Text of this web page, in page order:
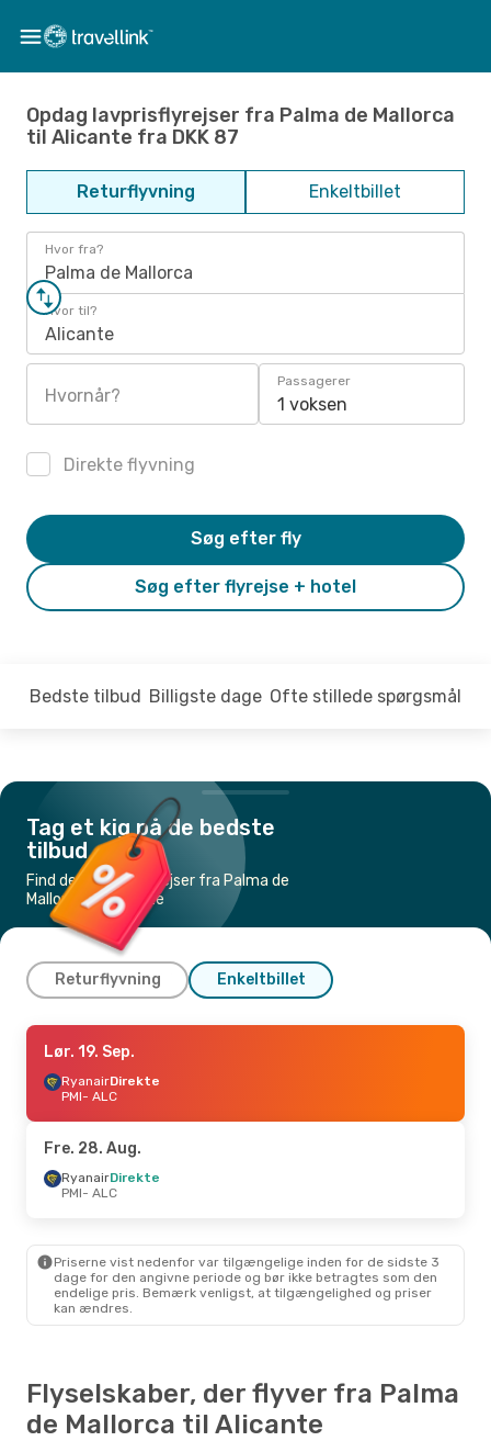
Opdag lavprisflyrejser fra Palma de Mallorca
til Alicante fra DKK 87
Returflyvning Enkeltbillet
Hvor fra?
Palma de Mallorca
Hvor til?
Alicante
Hvornår?
Passagerer
1 voksen
Direkte flyvning
Søg efter flyrejse + hotel
Søg efter fly
Bedste tilbud Billigste dage Ofte stillede spørgsmål
Tag et kig på de bedste
tilbud
Find de billigste flyrejser fra Palma de
Mallorca til Alicante
Returflyvning Enkeltbillet
Lør. 5. Sep.- Søn. 6. Sep.
RyanairDirekte
PMI- ALC
ALC- PMI
Lør. 19. Sep.
RyanairDirekte
PMI- ALC
Fre. 28. Aug.
RyanairDirekte
PMI- ALC
Priserne vist nedenfor var tilgængelige inden for de sidste 3
dage for den angivne periode og bør ikke betragtes som den
endelige pris. Bemærk venligst, at tilgængelighed og priser
kan ændres.
Flyselskaber, der flyver fra Palma
de Mallorca til Alicante